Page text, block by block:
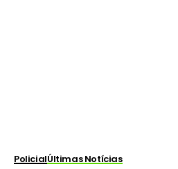
PolicialÚltimas Notícias